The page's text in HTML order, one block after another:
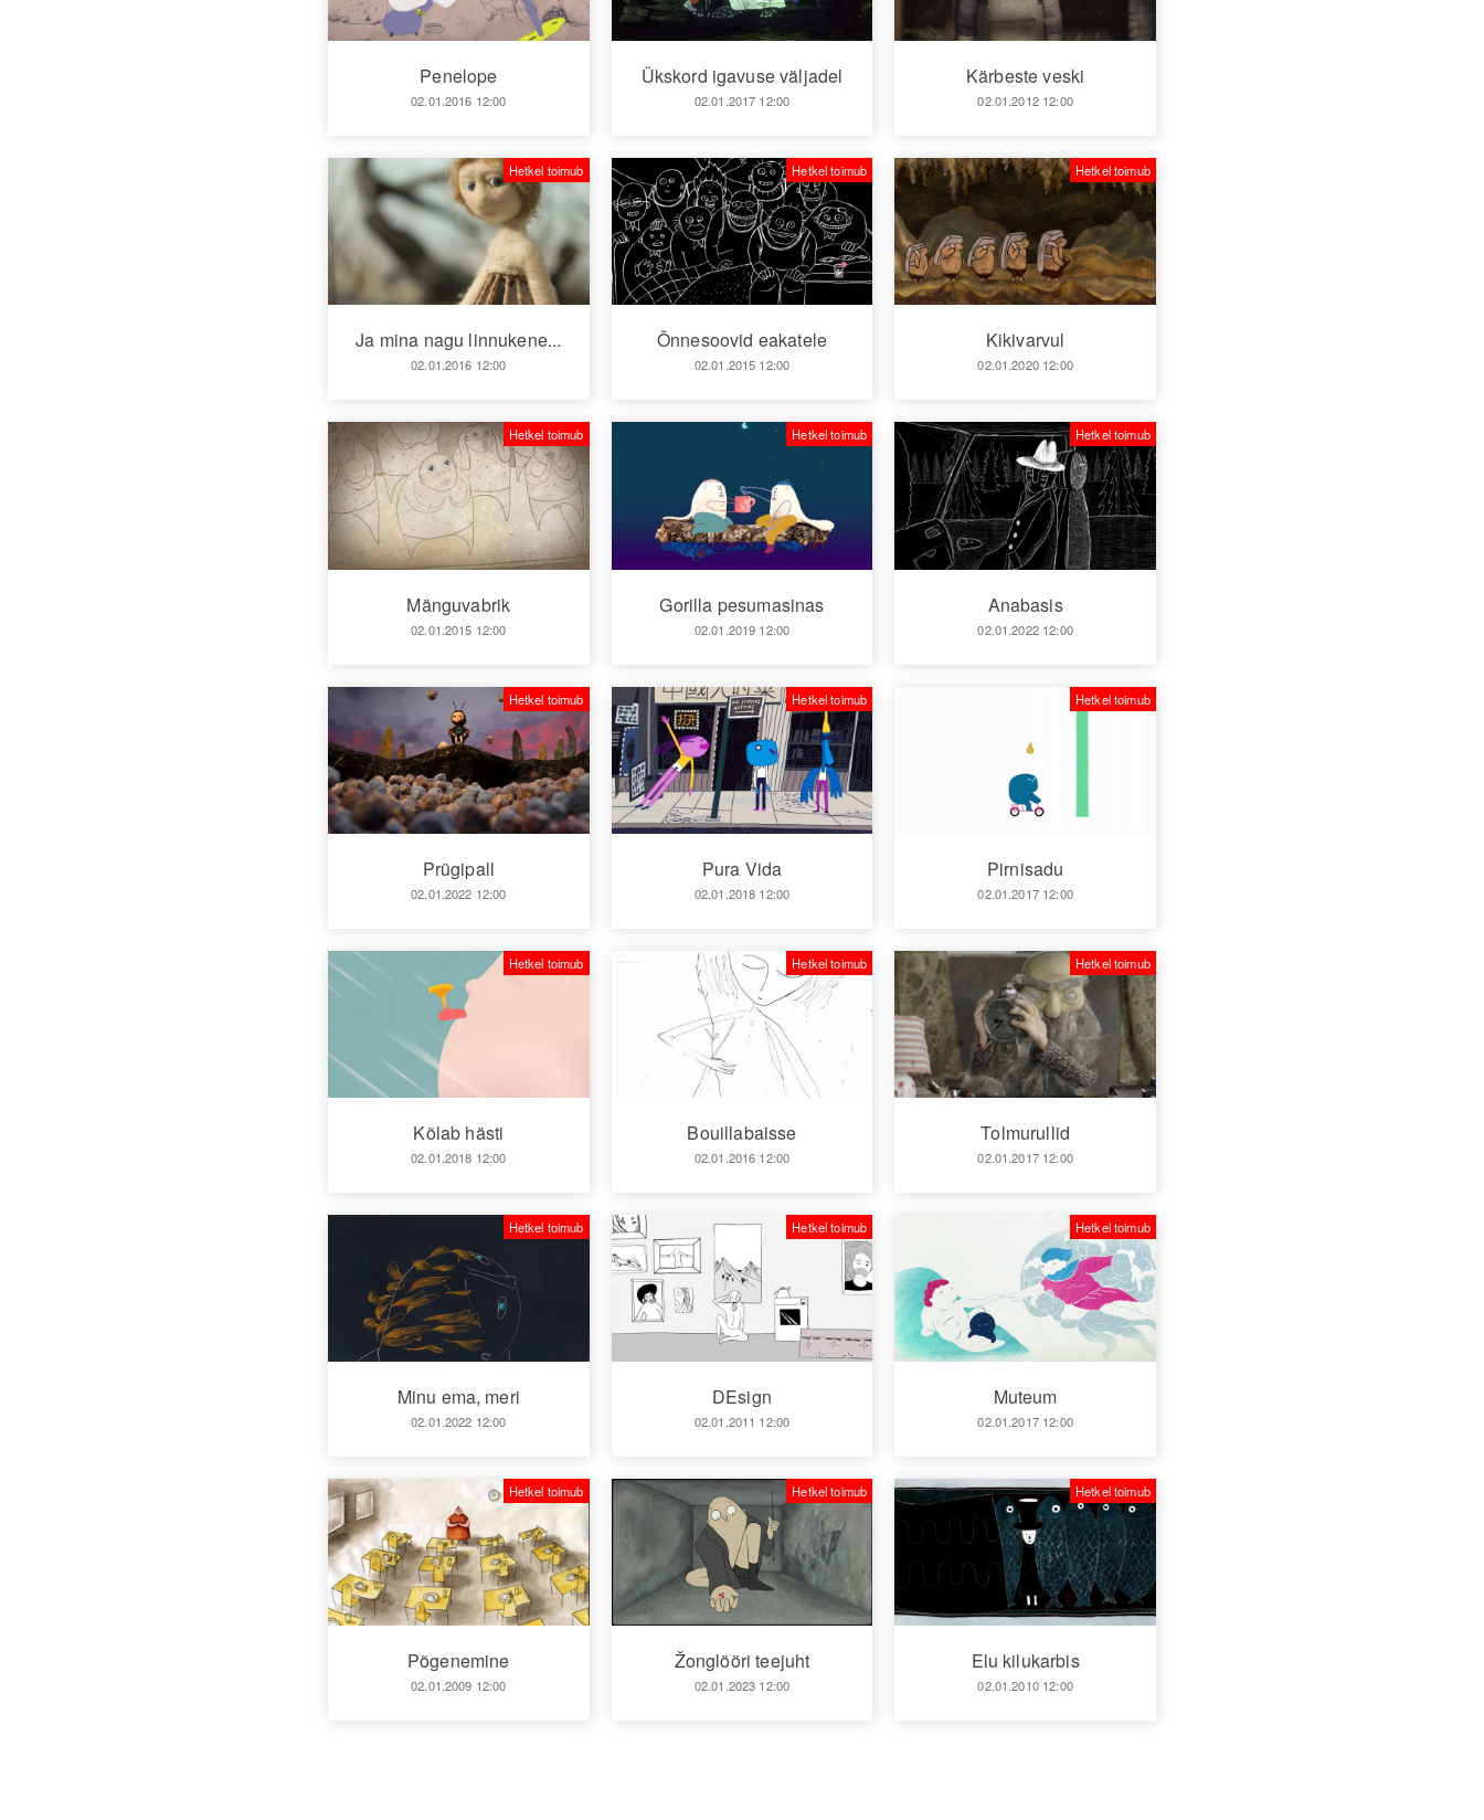
Penelope
02.01.2016 12:00
Ükskord igavuse väljadel
02.01.2017 12:00
Kärbeste veski
02.01.2012 12:00
Ja mina nagu linnukene...
02.01.2016 12:00
Hetkel toimub
Õnnesoovid eakatele
02.01.2015 12:00
Hetkel toimub
Kikivarvul
02.01.2020 12:00
Hetkel toimub
Mänguvabrik
02.01.2015 12:00
Hetkel toimub
Gorilla pesumasinas
02.01.2019 12:00
Hetkel toimub
Anabasis
02.01.2022 12:00
Hetkel toimub
Prügipall
02.01.2022 12:00
Hetkel toimub
Pura Vida
02.01.2018 12:00
Hetkel toimub
Pirnisadu
02.01.2017 12:00
Hetkel toimub
Kõlab hästi
02.01.2018 12:00
Hetkel toimub
Bouillabaisse
02.01.2016 12:00
Hetkel toimub
Tolmurullid
02.01.2017 12:00
Hetkel toimub
Minu ema, meri
02.01.2022 12:00
Hetkel toimub
DEsign
02.01.2011 12:00
Hetkel toimub
Muteum
02.01.2017 12:00
Hetkel toimub
Põgenemine
02.01.2009 12:00
Hetkel toimub
Žonglööri teejuht
02.01.2023 12:00
Hetkel toimub
Elu kilukarbis
02.01.2010 12:00
Hetkel toimub